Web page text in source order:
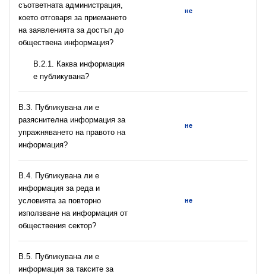
съответната администрация,
което отговаря за приемането
на заявленията за достъп до
обществена информация?
не
B.2.1. Каква информация
е публикувана?
В.3. Публикувана ли е
разяснителна информация за
упражняването на правото на
информация?
не
В.4. Публикувана ли е
информация за реда и
условията за повторно
използване на информация от
обществения сектор?
не
В.5. Публикувана ли е
информация за таксите за